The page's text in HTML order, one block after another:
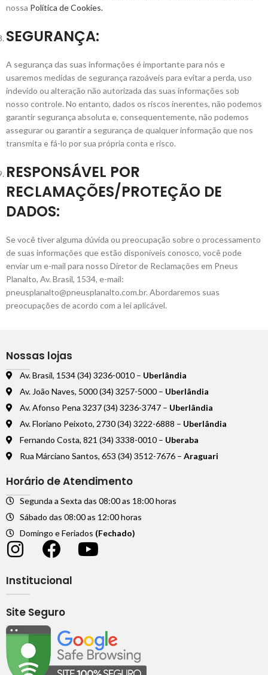
nossa Política de Cookies.
SEGURANÇA:
A segurança das suas informações é importante para nós e
usaremos medidas de segurança razoáveis ​​para evitar a perda, uso
indevido ou alteração não autorizada das suas informações sob
nosso controle. No entanto, dados os riscos inerentes, não podemos
garantir segurança absoluta e, consequentemente, não podemos
assegurar ou garantir a segurança de qualquer informação que nos
transmita e fá-lo por sua própria conta e risco.
RESPONSÁVEL POR
RECLAMAÇÕES/PROTEÇÃO DE
DADOS:
Se você tiver alguma dúvida ou preocupação sobre o processamento
de suas informações que estão disponíveis conosco, você pode
enviar um e-mail para nosso Diretor de Reclamações em Pneus
Planalto, Av. Brasil, 1534, e-mail:
pneusplanalto@pneusplanalto.com.br. Abordaremos suas
preocupações de acordo com a lei aplicável.
Nossas lojas
Av. Brasil, 1534 (34) 3236-0010 – Uberlândia
Av. João Naves, 5000 (34) 3257-5000 – Uberlândia
Av. Afonso Pena 3237 (34) 3236-3747 – Uberlândia
Av. Floriano Peixoto, 2730 (34) 3222-6888 – Uberlândia
Fernando Costa, 821 (34) 3338-0010 – Uberaba
Rua Márciano Santos, 653 (34) 3512-7676 – Araguari
Horário de Atendimento
Segunda a Sexta das 08:00 as 18:00 horas
Sábado das 08:00 as 12:00 horas
Domingo e Feriados (Fechado)
Institucional
Site Seguro